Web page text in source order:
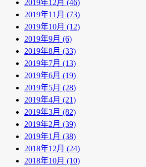
2019年12月 (46)
2019年11月 (73)
2019年10月 (12)
2019年9月 (6)
2019年8月 (33)
2019年7月 (13)
2019年6月 (19)
2019年5月 (28)
2019年4月 (21)
2019年3月 (82)
2019年2月 (39)
2019年1月 (38)
2018年12月 (24)
2018年10月 (10)